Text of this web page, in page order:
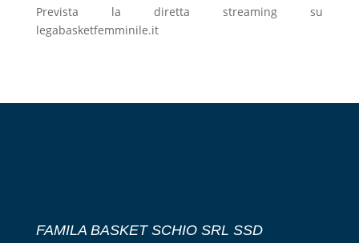
Prevista la diretta streaming su
legabasketfemminile.it
FAMILA BASKET SCHIO SRL SSD